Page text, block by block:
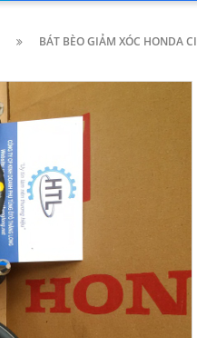
BÁT BÈO GIẢM XÓC HONDA